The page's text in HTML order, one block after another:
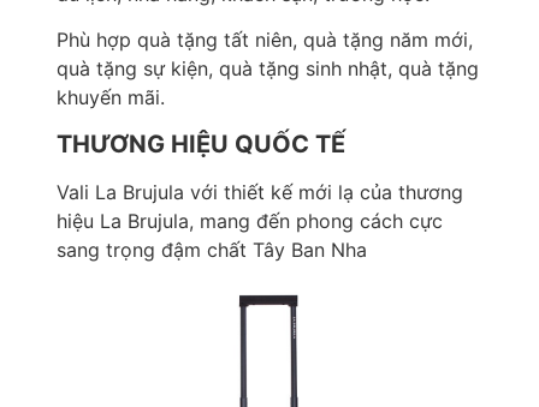
Phù hợp quà tặng tất niên, quà tặng năm mới,
quà tặng sự kiện, quà tặng sinh nhật, quà tặng
khuyến mãi.
THƯƠNG HIỆU QUỐC TẾ
Vali La Brujula với thiết kế mới lạ của thương
hiệu La Brujula, mang đến phong cách cực
sang trọng đậm chất Tây Ban Nha